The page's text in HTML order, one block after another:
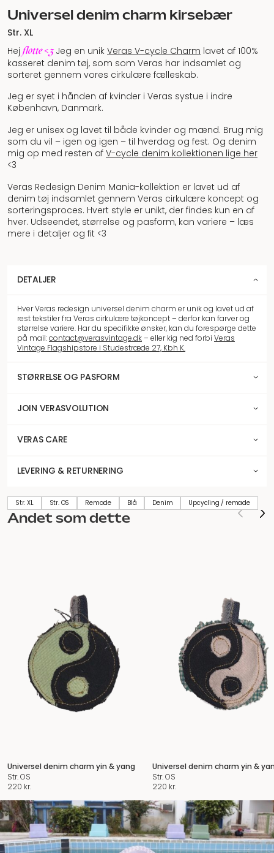
Universel denim charm kirsebær
Str. XL
Hej flotte <3 Jeg en unik Veras V-cycle Charm lavet af 100%
kasseret denim tøj, som som Veras har indsamlet og
sorteret gennem vores cirkulære fælleskab.
Jeg er syet i hånden af kvinder i Veras systue i indre
København, Danmark.
Jeg er unisex og lavet til både kvinder og mænd. Brug mig
som du vil – igen og igen – til hverdag og fest. Og denim
mig op med resten af V-cycle denim kollektionen lige her
<3
Veras Redesign Denim Mania-kollektion er lavet ud af
denim tøj indsamlet gennem Veras cirkulære koncept og
sorteringsproces. Hvert style er unikt, der findes kun en af
hver. Udseendet, størrelse og pasform, kan variere – læs
mere i detaljer og fit <3
DETALJER
Hver Veras redesign universel denim charm er unik og lavet ud af
rest tekstiler fra Veras cirkulære tøjkoncept – derfor kan farver og
størrelse variere. Har du specifikke ønsker, kan du forespørge dette
på mail:contact@verasvintage.dk– eller kig ned forbi Veras
Vintage Flagshipstore i Studestræde 27, Kbh K.
STØRRELSE OG PASFORM
JOIN VERASVOLUTION
VERAS CARE
LEVERING & RETURNERING
Str. XL Str. OS Remade Blå Denim Upcycling / remade
Andet som dette
Universel denim charm yin & yang
Str. OS
220 kr.
Universel denim charm yin &
Str. OS
220 kr.